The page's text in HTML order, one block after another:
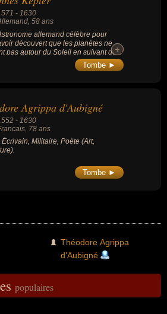
- 1630
, 58 ans
allemand célèbre pour
découvert que les planètes ne
pas autour du Soleil en suivant des
circulaires parfaites mais des
elliptiques (en étudiant
les mouvements des planètes sur
(relations ensuite exploitées par
pour élaborer la théorie de la
universelle).
+
+
Tombe ►
Agrippa d'Aubigné
- 1630
, 78 ans
Écrivain, Militaire, Poète (Art,
Tombe ►
Théodore Agrippa
d'Aubigné
populaires